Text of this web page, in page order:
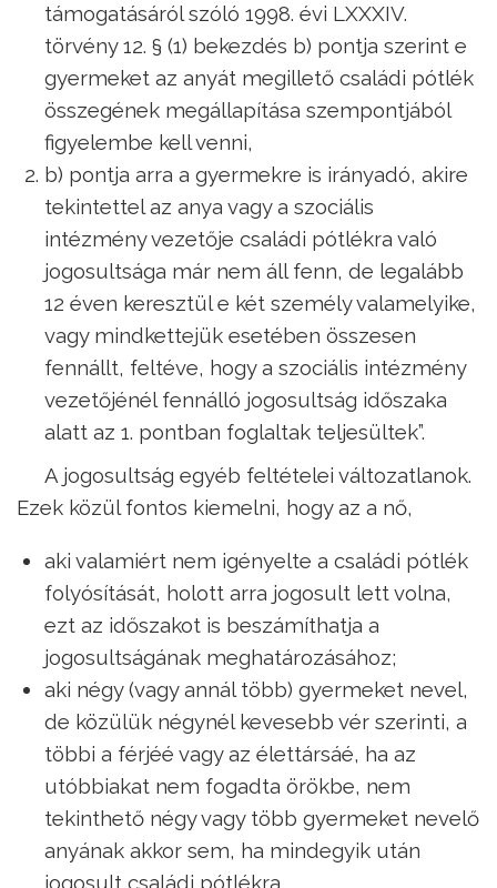
támogatásáról szóló 1998. évi LXXXIV.
törvény 12. § (1) bekezdés b) pontja szerint e
gyermeket az anyát megillető családi pótlék
összegének megállapítása szempontjából
figyelembe kell venni,
b) pontja arra a gyermekre is irányadó, akire
tekintettel az anya vagy a szociális
intézmény vezetője családi pótlékra való
jogosultsága már nem áll fenn, de legalább
12 éven keresztül e két személy valamelyike,
vagy mindkettejük esetében összesen
fennállt, feltéve, hogy a szociális intézmény
vezetőjénél fennálló jogosultság időszaka
alatt az 1. pontban foglaltak teljesültek”.
A jogosultság egyéb feltételei változatlanok.
Ezek közül fontos kiemelni, hogy az a nő,
aki valamiért nem igényelte a családi pótlék
folyósítását, holott arra jogosult lett volna,
ezt az időszakot is beszámíthatja a
jogosultságának meghatározásához;
aki négy (vagy annál több) gyermeket nevel,
de közülük négynél kevesebb vér szerinti, a
többi a férjéé vagy az élettársáé, ha az
utóbbiakat nem fogadta örökbe, nem
tekinthető négy vagy több gyermeket nevelő
anyának akkor sem, ha mindegyik után
jogosult családi pótlékra.